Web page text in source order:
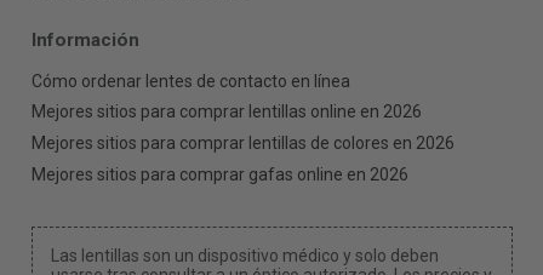
Información
Cómo ordenar lentes de contacto en línea
Mejores sitios para comprar lentillas online en 2026
Mejores sitios para comprar lentillas de colores en 2026
Mejores sitios para comprar gafas online en 2026
Las lentillas son un dispositivo médico y solo deben